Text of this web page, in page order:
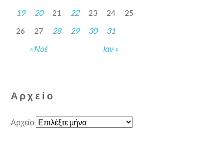
« Νοέ Ιαν »
19
20 21 22 23 24
25
26
27 28 29 30 31
Αρχείο
Αρχείο